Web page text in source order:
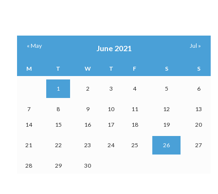
June 2021
M T W T F S S
1 2 3 4 5 6
7 8 9 10 11 12 13
14 15 16 17 18 19 20
21 22 23 24 25 26 27
28 29 30
« May Jul »